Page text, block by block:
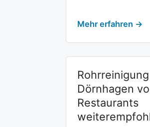
Mehr erfahren →
Dörnhagen
Restaurants